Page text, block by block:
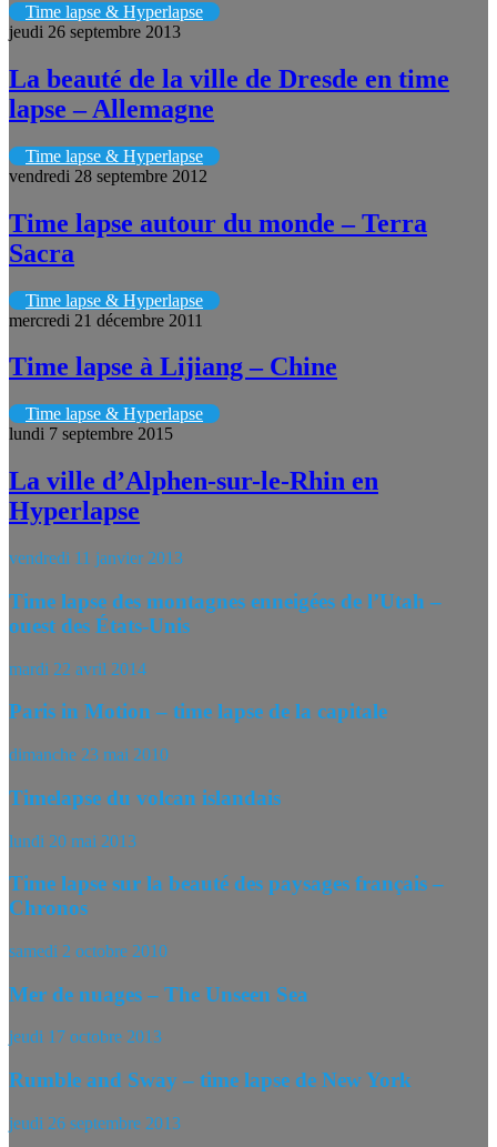
Time lapse & Hyperlapse
jeudi 26 septembre 2013
La beauté de la ville de Dresde en time
lapse – Allemagne
Time lapse & Hyperlapse
vendredi 28 septembre 2012
Time lapse autour du monde – Terra
Sacra
Time lapse & Hyperlapse
mercredi 21 décembre 2011
Time lapse à Lijiang – Chine
Time lapse & Hyperlapse
lundi 7 septembre 2015
La ville d’Alphen-sur-le-Rhin en
Hyperlapse
vendredi 11 janvier 2013
Time lapse des montagnes enneigées de l’Utah –
ouest des États-Unis
mardi 22 avril 2014
Paris in Motion – time lapse de la capitale
dimanche 23 mai 2010
Timelapse du volcan islandais
lundi 20 mai 2013
Time lapse sur la beauté des paysages français –
Chronos
samedi 2 octobre 2010
Mer de nuages – The Unseen Sea
jeudi 17 octobre 2013
Rumble and Sway – time lapse de New York
jeudi 26 septembre 2013